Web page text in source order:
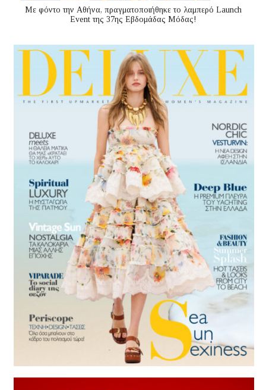
Με φόντο την Αθήνα, πραγματοποιήθηκε το λαμπερό Launch
Event της 37ης Εβδομάδας Μόδας!